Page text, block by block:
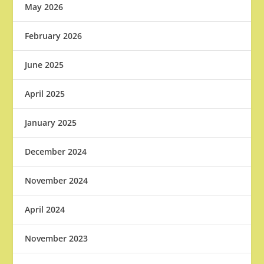
May 2026
February 2026
June 2025
April 2025
January 2025
December 2024
November 2024
April 2024
November 2023